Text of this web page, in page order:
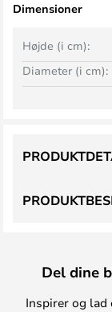
Dimensioner
Højde (i cm):
Diameter (i cm):
Del dine
Inspirer og lad